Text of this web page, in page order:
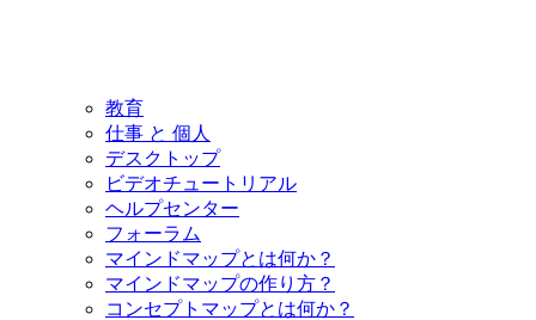
教育
仕事 と 個人
デスクトップ
ビデオチュートリアル
ヘルプセンター
フォーラム
マインドマップとは何か？
マインドマップの作り方？
コンセプトマップとは何か？